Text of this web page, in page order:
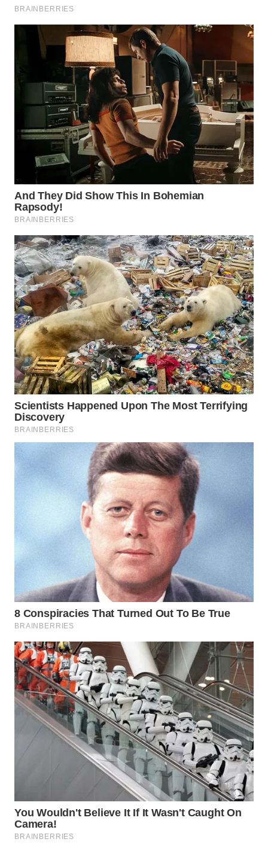
WN
CIREBON
INDRAMAYU
WN
KUNINGAN
WN
MAJALENGKA
WN
SUBANG
WN
SUKABUMI
WN
PURWAKARTA
WN
PRIANGAN
TIMUR
WN
SEMARANG
WN
WN
SURABAYA
WN
NATUNA
WN
BINTAN
WN
MANDALIKA
LABUANBAJO
WN